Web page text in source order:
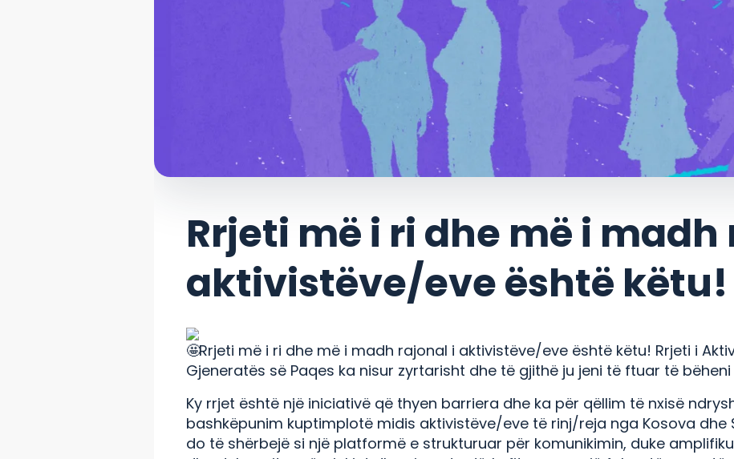
Rrjeti më i ri dhe më i
aktivistëve/eve është këtu!
Rrjeti më i ri dhe më i madh rajonal i aktivistëve/eve është këtu! Rrjeti i
Gjeneratës së Paqes ka nisur zyrtarisht dhe të gjithë ju jeni të ftuar të bëheni
Ky rrjet është një iniciativë që thyen barriera dhe ka për qëllim të nxisë
bashkëpunim kuptimplotë midis aktivistëve/eve të rinj/reja nga Kosova dhe
do të shërbejë si një platformë e strukturuar për komunikimin, duke